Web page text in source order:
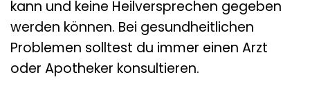
kann und keine Heilversprechen gegeben
werden können. Bei gesundheitlichen
Problemen solltest du immer einen Arzt
oder Apotheker konsultieren.